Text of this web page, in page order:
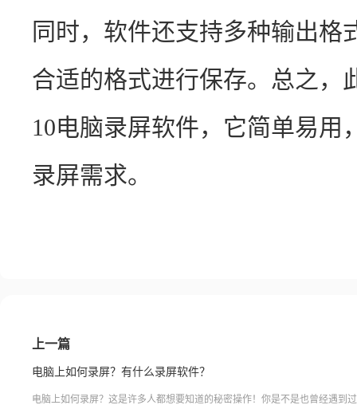
同时，软件还支持多种输出格
合适的格式进行保存。总之，
10电脑录屏软件，它简单易
录屏需求。
上一篇
电脑上如何录屏？有什么录屏软件？
电脑上如何录屏？这是许多人都想要知道的秘密操作！你是不是也曾经遇到